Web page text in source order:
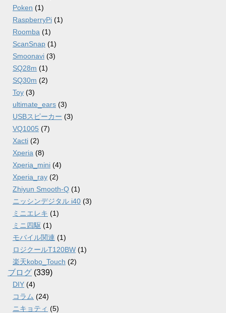
Poken (1)
RaspberryPi (1)
Roomba (1)
ScanSnap (1)
Smoonavi (3)
SQ28m (1)
SQ30m (2)
Toy (3)
ultimate_ears (3)
USBスピーカー (3)
VQ1005 (7)
Xacti (2)
Xperia (8)
Xperia_mini (4)
Xperia_ray (2)
Zhiyun Smooth-Q (1)
ニッシンデジタル i40 (3)
ミニエレキ (1)
ミニ四駆 (1)
モバイル関連 (1)
ロジクールT120BW (1)
楽天kobo_Touch (2)
ブログ (339)
DIY (4)
コラム (24)
ニキョティ (5)